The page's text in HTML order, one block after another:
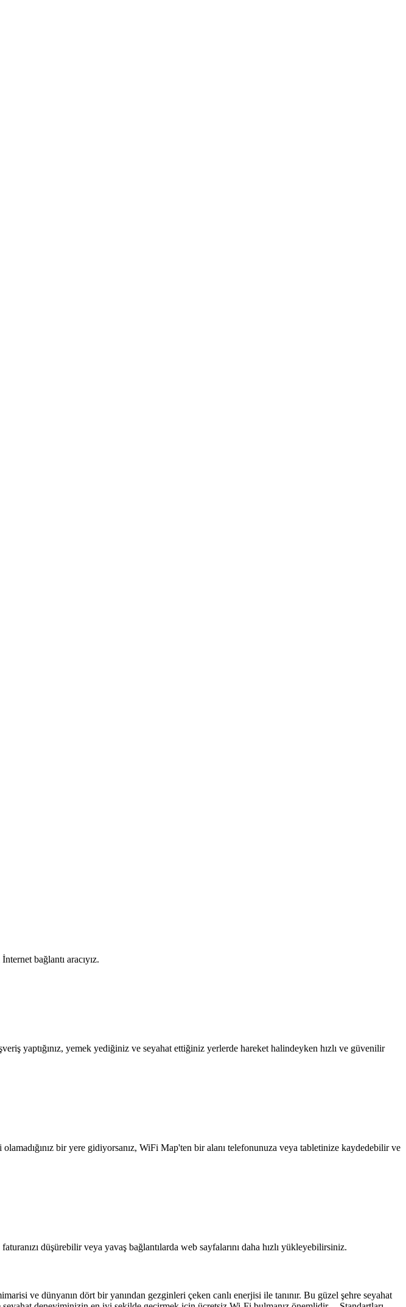
bağlantı aracıyız.
yaptığınız, yemek yediğiniz ve seyahat ettiğiniz yerlerde hareket halindeyken hızlı ve güvenilir
bir yere gidiyorsanız, WiFi Map'ten bir alanı telefonunuza veya tabletinize kaydedebilir ve
düşürebilir veya yavaş bağlantılarda web sayfalarını daha hızlı yükleyebilirsiniz.
ve dünyanın dört bir yanından gezginleri çeken canlı enerjisi ile tanınır. Bu güzel şehre seyahat